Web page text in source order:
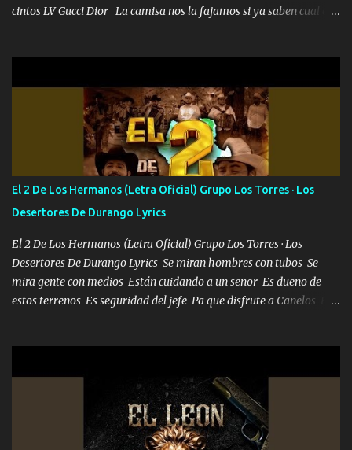
cintos LV Gucci Dior La camisa nos la fajamos si ya saben cual es
estándares 110 mil records de pistas no me falta mucho para
verme en las revistas Ya pasé Italia Japón Madrid Milán y también
Francia ropa de 100.000 bolas Louis vuitton es mi fragancia
repleta de presidentes la bolsa estoy en mi pic si no se han dado
cuenta chequeen gráficas del kitch
El 2 De Los Hermanos (Letra Oficial) Grupo Los Torres · Los
Desertores De Durango Lyrics
El 2 De Los Hermanos (Letra Oficial) Grupo Los Torres · Los
Desertores De Durango Lyrics Se miran hombres con tubos Se
mira gente con medios Están cuidando a un señor Es dueño de
estos terrenos Es seguridad del jefe Pa que disfrute a Canelos Es
ni tampoco las mujeres porque es platica de grandes por eso hay
que estar alegres doy las instrucciones para atender los deberes
Música Si es que salta algún problema de confianza tengo gente
ahí está el Hombre Cuarenta y también Pariente 7 arreglan